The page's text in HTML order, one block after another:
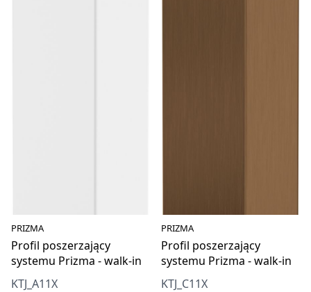
PRIZMA
Profil poszerzający
systemu Prizma - walk-in
KTJ_A11X
PRIZMA
Profil poszerzający
systemu Prizma - walk-in
KTJ_C11X